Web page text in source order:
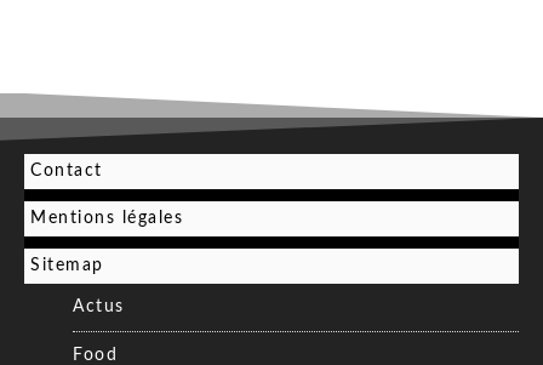
Contact
Mentions légales
Sitemap
Actus
Food